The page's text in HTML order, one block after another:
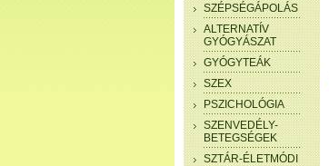
SZÉPSÉGÁPOLÁS
ALTERNATÍV
GYÓGYÁSZAT
GYÓGYTEÁK
SZEX
PSZICHOLÓGIA
SZENVEDÉLY-
BETEGSÉGEK
SZTÁR-ÉLETMÓDI